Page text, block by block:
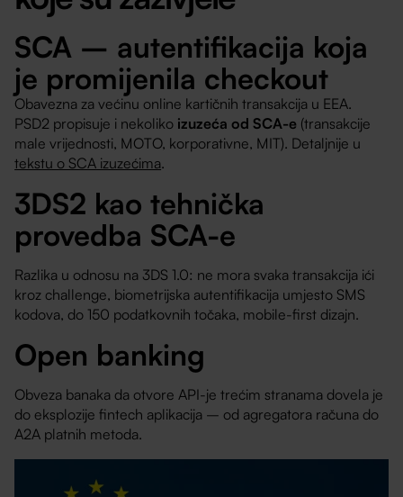
SCA – autentifikacija koja
je promijenila checkout
Obavezna za većinu online kartičnih transakcija u EEA.
PSD2 propisuje i nekoliko izuzeća od SCA-e (transakcije
male vrijednosti, MOTO, korporativne, MIT). Detaljnije u
tekstu o SCA izuzećima.
3DS2 kao tehnička
provedba SCA-e
Razlika u odnosu na 3DS 1.0: ne mora svaka transakcija ići
kroz challenge, biometrijska autentifikacija umjesto SMS
kodova, do 150 podatkovnih točaka, mobile-first dizajn.
Open banking
Obveza banaka da otvore API-je trećim stranama dovela je
do eksplozije fintech aplikacija – od agregatora računa do
A2A platnih metoda.